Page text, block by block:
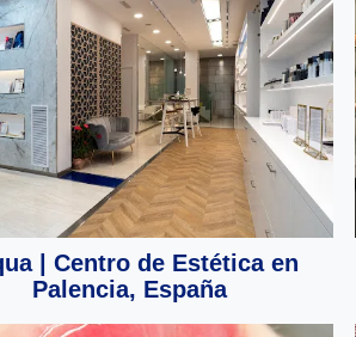
| Centro de Estética en
Palencia, España